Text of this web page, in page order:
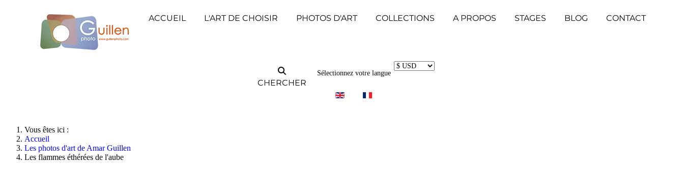
ACCUEIL L'ART DE CHOISIR PHOTOS D'ART COLLECTIONS A PROPOS STAGES BLOG CONTACT
CHERCHER
Sélectionnez votre langue
Vous êtes ici :
Accueil
Les photos d'art de Amar Guillen
Les flammes éthérées de l'aube